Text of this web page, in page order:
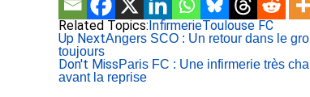
Related Topics:InfirmerieToulouse FC
Up NextAngers SCO : Un retour dans le
toujours
Don't MissParis FC : Une infirmerie très
avant la reprise